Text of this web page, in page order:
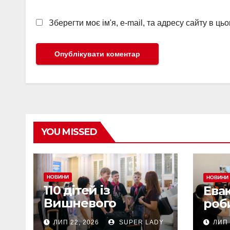
Зберегти моє ім'я, e-mail, та адресу сайту в
YOU MISSED
НОВИНИ
110 дітей із
Вишневого
вирушили на
ЛИП 22, 2026 SUPER LADY
НОВИНИ
ЛИП